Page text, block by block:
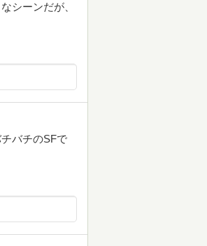
シーンだが、
バチのSFで